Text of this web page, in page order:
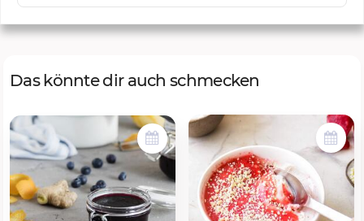
Das könnte dir auch schmecken